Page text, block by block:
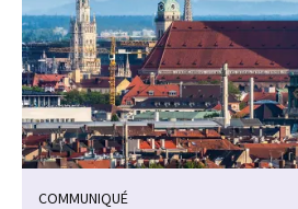
COMMUNIQUÉ